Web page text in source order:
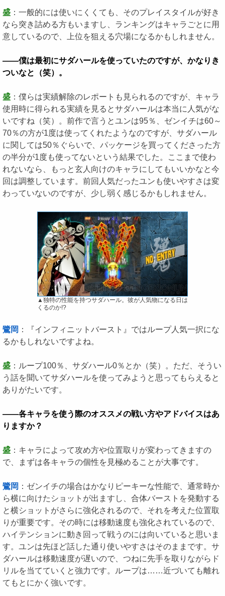
盛 ：一般的には使いにくくても、そのプレイスタイルが好き
なら突き詰める方もいますし、ランキングはキャラごとに用
意しているので、上位を狙える穴場になるかもしれません。
――僕は最初にサダハールを使っていたのですが、かなりき
ついなと（笑）。
盛 ：僕らは実績解除のレポートも見られるのですが、キャラ
使用時に得られる実績を見るとサダハールは本当に人気がな
いですね（笑）。前作で言うとユンは95％、ゼンイチは60～
70％の方が1度は使ってくれたようなのですが、サダハール
に関しては50％ぐらいで、パッケージを買ってくださった方
の半分が1度も使ってないという結果でした。ここまで使わ
れないなら、もっと玄人向けのキャラにしてもいいかなと今
回は調整しています。前回人気だったユンも使いやすさは変
わっていないのですが、少し弱く感じるかもしれません。
▲独特の性能を持つサダハール。彼が人気物になる日は
くるのか!?
鷺岡 ：『インフィニットバースト』ではループ人気一択にな
るかもしれないですよね。
盛 ：ループ100％、サダハール0％とか（笑）。ただ、そうい
う話を聞いてサダハールを使ってみようと思ってもらえると
ありがたいです。
――各キャラを使う際のオススメの戦い方やアドバイスはあ
りますか？
盛 ：キャラによって攻め方や位置取りが変わってきますの
で、まずは各キャラの個性を見極めることが大事です。
鷺岡 ：ゼンイチの場合はかなりピーキーな性能で、通常時か
ら横に向けたショットが出ますし、合体バーストを発動する
と横ショットがさらに強化されるので、それを考えた位置取
りが重要です。その時には移動速度も強化されているので、
ハイテンションに動き回って戦うのには向いていると思いま
す。ユンは先ほど話した通り使いやすさはそのままです。サ
ダハールは移動速度が遅いので、つねに先手を取りながらド
リルを当てていくと強力です。ループは……近づいても離れ
てもとにかく強いです。